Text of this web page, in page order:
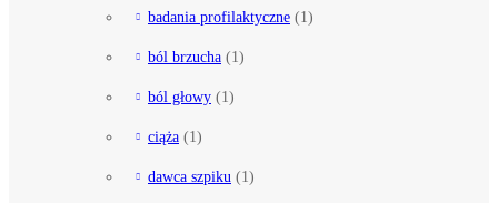
badania profilaktyczne (1)
ból brzucha (1)
ból głowy (1)
ciąża (1)
dawca szpiku (1)